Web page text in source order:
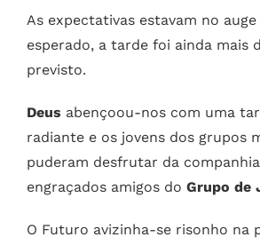
As expectativas estavam no
esperado, a tarde foi ainda mais
previsto.
Deus abençoou-nos com uma
radiante e os jovens dos grupos
puderam desfrutar da
engraçados amigos do Grupo de
O Futuro avizinha-se risonho na